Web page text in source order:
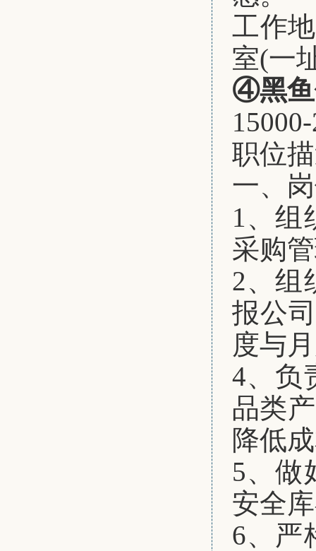
工作
室(一
④黑鱼
职位
一、
1、组
采购
2、组
报公
度与
4、 负
品类
降低
5、做
安全
6、严